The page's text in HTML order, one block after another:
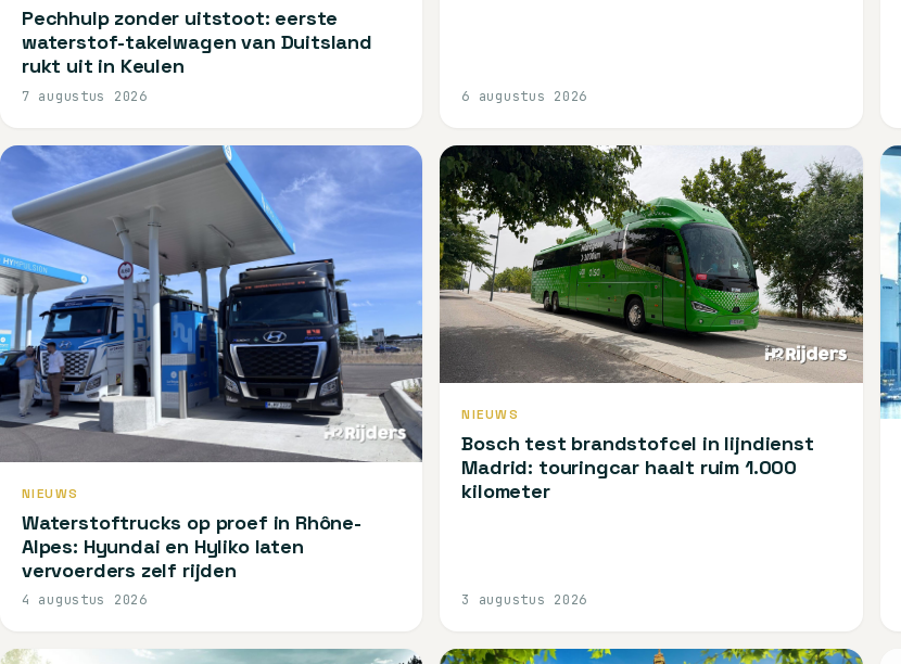
Pechhulp zonder uitstoot: eerste
waterstof-takelwagen van Duitsland
rukt uit in Keulen
7 augustus 2026 6 augustus 2026
NIEUWS
Waterstoftrucks op proef in Rhône-
Alpes: Hyundai en Hyliko laten
vervoerders zelf rijden
4 augustus 2026
NIEUWS
Bosch test brandstofcel in lijndienst
Madrid: touringcar haalt ruim 1.000
kilometer
3 augustus 2026